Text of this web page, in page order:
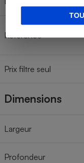
Référence
Prix filtre seul
Dimensions
Largeur
Profondeur